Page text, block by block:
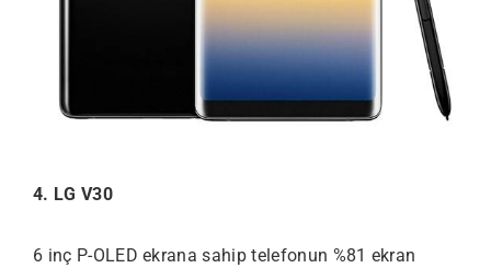
4. LG V30
6 inç P-OLED ekrana sahip telefonun %81 ekran